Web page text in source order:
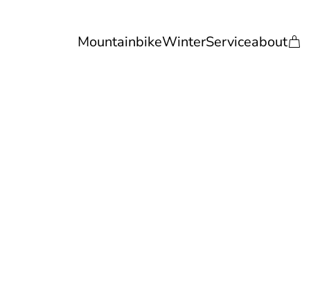
MountainbikeWinterServiceabout